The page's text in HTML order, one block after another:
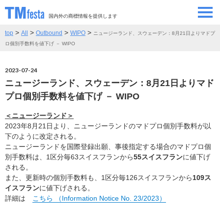
国内外の商標情報を提供します
SEMINAR/EVENT
CONTRIBUTORS 情報提供者
CONTACT お問い合わせ
top > All > Outbound > WIPO > ニュージーランド、スウェーデン：8月21日よりマドプ
ロ個別手数料を値下げ － WIPO
2023-07-24
ニュージーランド、スウェーデン：8月21日よりマド
プロ個別手数料を値下げ － WIPO
＜ニュージーランド＞
2023年8月21日より、ニュージーランドのマドプロ個別手数料が以
下のように改定される。
ニュージーランドを国際登録出願、事後指定する場合のマドプロ個
別手数料は、1区分毎63スイスフランから55スイスフランに値下げ
される。
また、更新時の個別手数料も、1区分毎126スイスフランから109ス
イスフランに値下げされる。
詳細は
こちら （Information Notice No. 23/2023）